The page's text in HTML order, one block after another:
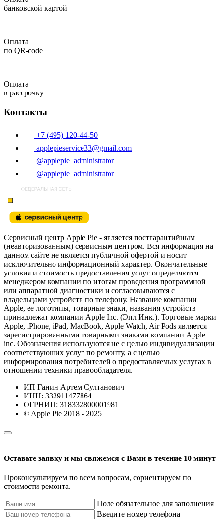
банковской картой
Оплата
по QR-code
Оплата
в рассрочку
Контакты
+7 (495) 120-44-50
applepieservice33@gmail.com
@applepie_administrator
@applepie_administrator
Сервисный центр Apple Pie - является постгарантийным
(неавторизованным) сервисным центром. Вся информация на
данном сайте не является публичной офертой и носит
исключительно информационный характер. Окончательные
условия и стоимость предоставления услуг определяются
менеджером компании по итогам проведения программной
или аппаратной диагностики и согласовываются с
владельцами устройств по телефону. Название компании
Apple, ее логотипы, товарные знаки, названия устройств
принадлежат компании Apple Inc. (Эпл Инк.). Торговые марки
Apple, iPhone, iPad, MacBook, Apple Watch, Air Pods является
зарегистрированными товарными знаками компании Apple
inc. Обозначения используются не с целью индивидуализации
соответствующих услуг по ремонту, а с целью
информирования потребителей о предоставляемых услугах в
отношении техники правообладателя.
ИП Ганин Артем Султанович
ИНН: 332911477864
ОГРНИП: 318332800001981
© Apple Pie 2018 - 2025
Оставьте заявку и мы свяжемся с Вами в течение 10 минут
Проконсультируем по всем вопросам, сориентируем по
стоимости ремонта.
Поле обязательное для заполнения
Введите номер телефона